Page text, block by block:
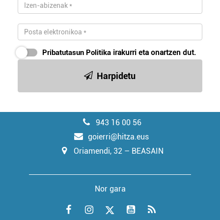
Pribatutasun Politika irakurri eta onartzen dut.
Harpidetu
943 16 00 56
goierri@hitza.eus
Oriamendi, 32 – BEASAIN
Nor gara